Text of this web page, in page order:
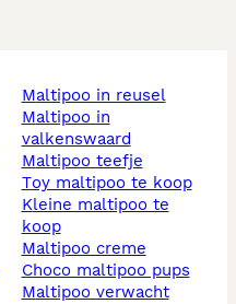
maltipoo in reusel
maltipoo in
valkenswaard
maltipoo teefje
toy maltipoo te koop
kleine maltipoo te
koop
maltipoo creme
choco maltipoo pups
maltipoo verwacht